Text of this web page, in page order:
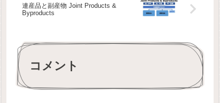
連産品と副産物 Joint Products &
Byproducts
コメント